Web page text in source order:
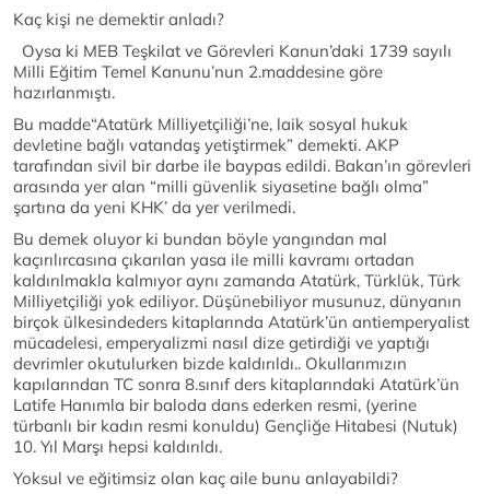
Kaç kişi ne demektir anladı?
Oysa ki MEB Teşkilat ve Görevleri Kanun’daki 1739 sayılı
Milli Eğitim Temel Kanunu’nun 2.maddesine göre
hazırlanmıştı.
Bu madde“Atatürk Milliyetçiliği’ne, laik sosyal hukuk
devletine bağlı vatandaş yetiştirmek” demekti. AKP
tarafından sivil bir darbe ile baypas edildi. Bakan’ın görevleri
arasında yer alan “milli güvenlik siyasetine bağlı olma”
şartına da yeni KHK’ da yer verilmedi.
Bu demek oluyor ki bundan böyle yangından mal
kaçırılırcasına çıkarılan yasa ile milli kavramı ortadan
kaldırılmakla kalmıyor aynı zamanda Atatürk, Türklük, Türk
Milliyetçiliği yok ediliyor. Düşünebiliyor musunuz, dünyanın
birçok ülkesindeders kitaplarında Atatürk’ün antiemperyalist
mücadelesi, emperyalizmi nasıl dize getirdiği ve yaptığı
devrimler okutulurken bizde kaldırıldı.. Okullarımızın
kapılarından TC sonra 8.sınıf ders kitaplarındaki Atatürk’ün
Latife Hanımla bir baloda dans ederken resmi, (yerine
türbanlı bir kadın resmi konuldu) Gençliğe Hitabesi (Nutuk)
10. Yıl Marşı hepsi kaldırıldı.
Yoksul ve eğitimsiz olan kaç aile bunu anlayabildi?